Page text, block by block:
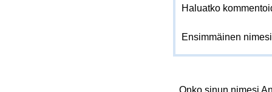
Haluatko
Ensimmäinen
Onko sinun nimesi